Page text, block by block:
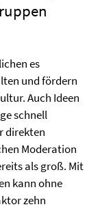
es
und fördern
Auch Ideen
schnell
direkten
Moderation
als groß. Mit
kann ohne
zehn